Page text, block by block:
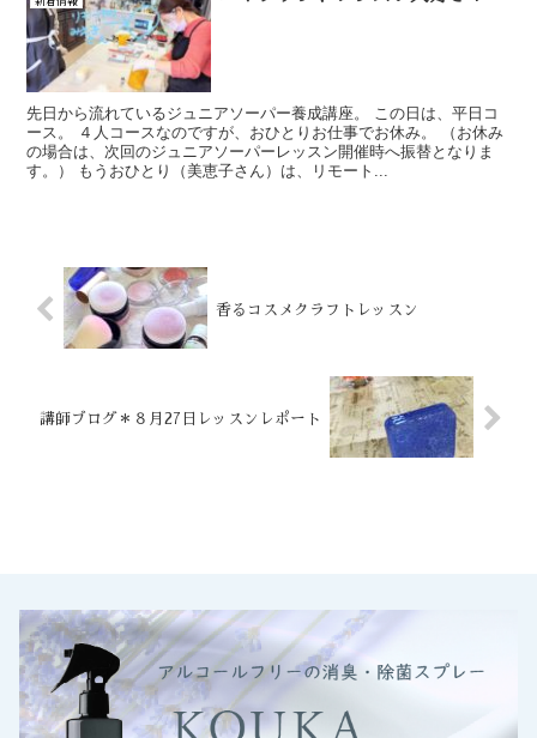
先日から流れているジュニアソーパー養成講座。 この日は、平日コ
ース。 ４人コースなのですが、おひとりお仕事でお休み。 （お休み
の場合は、次回のジュニアソーパーレッスン開催時へ振替となりま
す。） もうおひとり（美恵子さん）は、リモート...
香るコスメクラフトレッスン
講師ブログ＊８月27日レッスンレポート